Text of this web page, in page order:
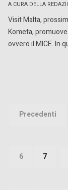
A CURA DELLA
Visit Malta,
Kometa,
ovvero il MICE. In
degli
articoli
Precedenti
6 7